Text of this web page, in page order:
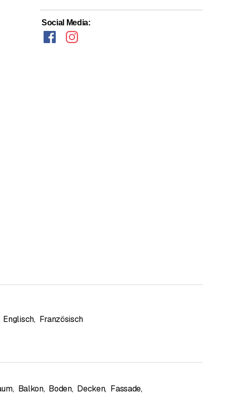
wird aber erst perfekt, wenn auch das Material
und Pinselindustrie zu bieten haben.
Social Media:
Englisch, Französisch
, Balkon, Boden, Decken, Fassade,